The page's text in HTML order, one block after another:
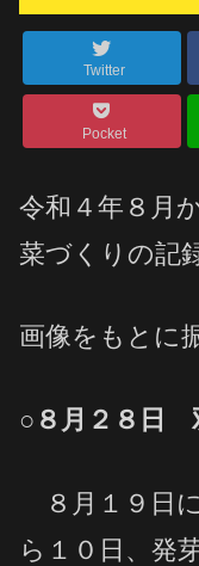
Twitter
Pocket
令和４年８月
菜づくりの記
画像をもとに
○８月２８日
８月１９日
ら１０日、発